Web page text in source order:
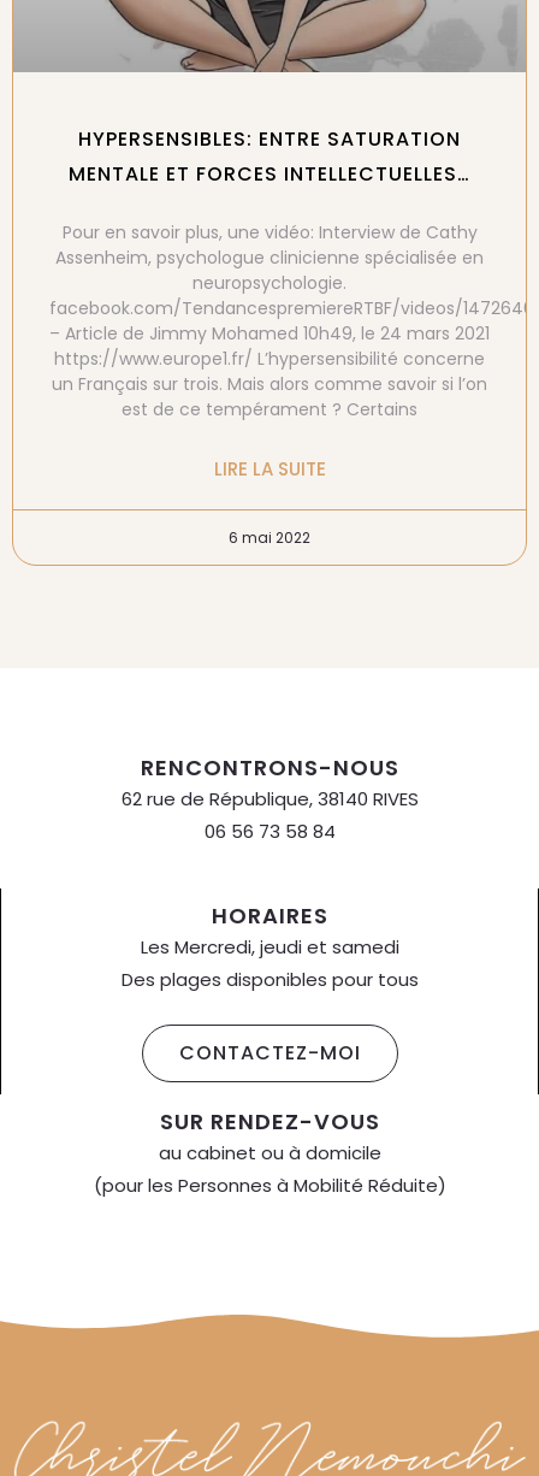
HYPERSENSIBLES: ENTRE SATURATION
MENTALE ET FORCES INTELLECTUELLES…
Pour en savoir plus, une vidéo: Interview de Cathy
Assenheim, psychologue clinicienne spécialisée en
neuropsychologie.
facebook.com/TendancespremiereRTBF/videos/
– Article de Jimmy Mohamed 10h49, le 24 mars 2021
https://www.europe1.fr/ L’hypersensibilité concerne
un Français sur trois. Mais alors comme savoir si l’on
est de ce tempérament ? Certains
LIRE LA SUITE
6 mai 2022
RENCONTRONS-NOUS
62 rue de République, 38140 RIVES
06 56 73 58 84
HORAIRES
Les Mercredi, jeudi et samedi
Des plages disponibles pour tous
CONTACTEZ-MOI
SUR RENDEZ-VOUS
au cabinet ou à domicile
(pour les Personnes à Mobilité Réduite)